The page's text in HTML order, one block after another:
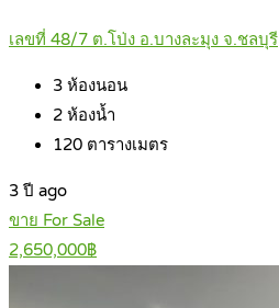
เลขที่ 48/7 ต.โป่ง อ.บางละมุง จ.ชลบุรี
3 ห้องนอน
2 ห้องน้ำ
120 ตารางเมตร
3 ปี ago
ขาย For Sale
2,650,000฿